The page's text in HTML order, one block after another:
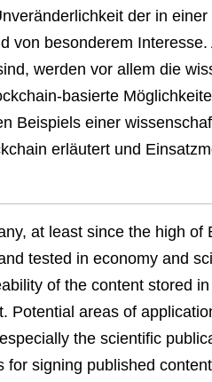
der in
von besonderem
werden vor allem die
basierte
Beispiels einer
erläutert und
at least since the high of
tested in economy and
of the content stored
Potential areas of
the scientific
signing published